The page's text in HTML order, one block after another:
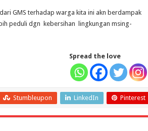
GMS terhadap warga kita ini akn berdampak
peduli dgn kebersihan lingkungan msing-
Spread the love
Stumbleupon LinkedIn Pinterest